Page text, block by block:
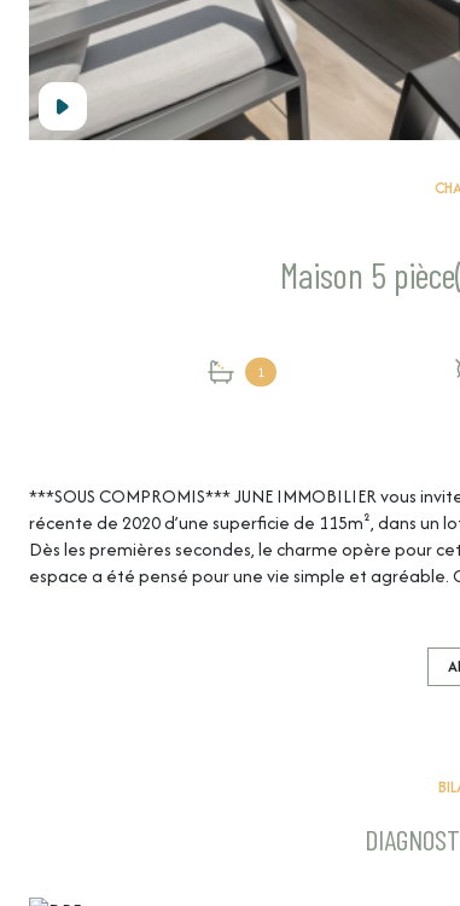
1
***SOUS COMPROMIS*** JUNE IMMOBILIER vous
récente de 2020 d’une superficie de 115m², dans un
Dès les premières secondes, le charme opère pour
espace a été pensé pour une vie simple et agréable.
À l'étage, 3 belles chambres, dont une avec sa
Côté prestations : menuiseries PVC avec volets
Maison coup de cœur sans aucun travaux à prévoir,
Pour plus d'infos, contactez Delphine VITTI au 06 51